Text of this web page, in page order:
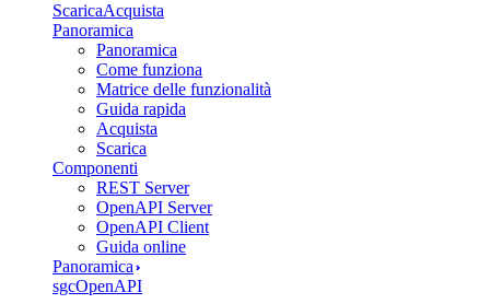
ScaricaAcquista
Panoramica
Panoramica
Come funziona
Matrice delle funzionalità
Guida rapida
Acquista
Scarica
Componenti
REST Server
OpenAPI Server
OpenAPI Client
Guida online
Panoramica
sgcOpenAPI